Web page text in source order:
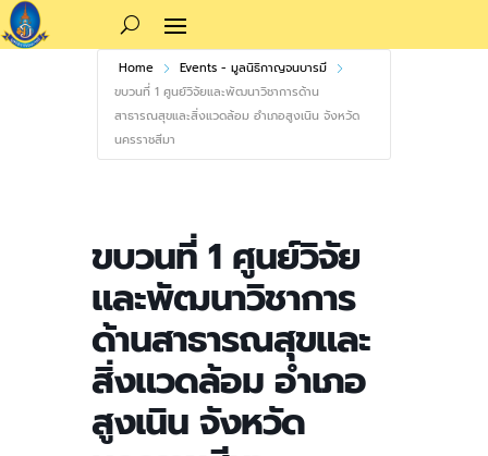
Home
Events - มูลนิธิกาญจนบารมี
ขบวนที่ 1 ศูนย์วิจัยและพัฒนาวิชาการด้าน
สาธารณสุขและสิ่งแวดล้อม อำเภอสูงเนิน จังหวัด
นครราชสีมา
ขบวนที่ 1 ศูนย์วิจัย
และพัฒนาวิชาการ
ด้านสาธารณสุขและ
สิ่งแวดล้อม อำเภอ
สูงเนิน จังหวัด